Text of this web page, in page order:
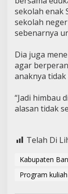
sekolah enak
sekolah
sebenarnya
Dia juga
agar
anaknya tidak
“Jadi himbau
alasan tidak
Telah Di
Kabupaten
Program